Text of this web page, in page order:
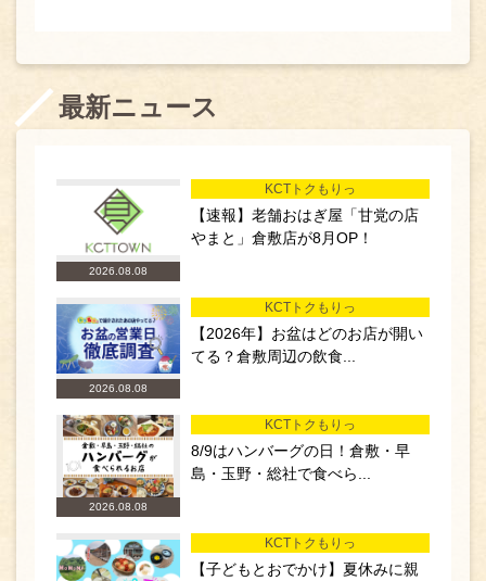
最新ニュース
2026.08.08
KCTトクもりっ
【速報】老舗おはぎ屋「甘党の店
やまと」倉敷店が8月OP！
2026.08.08
KCTトクもりっ
【2026年】お盆はどのお店が開い
てる？倉敷周辺の飲食...
2026.08.08
KCTトクもりっ
8/9はハンバーグの日！倉敷・早
島・玉野・総社で食べら...
KCTトクもりっ
【子どもとおでかけ】夏休みに親